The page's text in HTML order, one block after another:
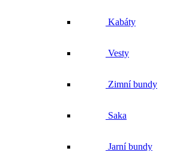
Kabáty
Vesty
Zimní bundy
Saka
Jarní bundy